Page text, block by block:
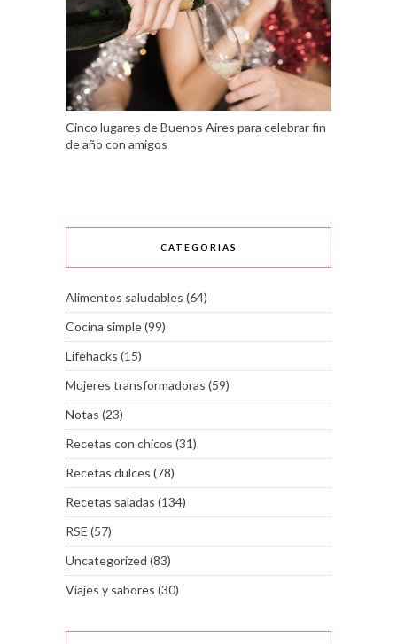
Cinco lugares de Buenos Aires para celebrar fin
de año con amigos
CATEGORIAS
Alimentos saludables (64)
Cocina simple(99)
Lifehacks (15)
Mujeres transformadoras (59)
Notas (23)
Recetas con chicos (31)
Recetas dulces (78)
Recetas saladas (134)
RSE (57)
Uncategorized (83)
Viajes y sabores (30)